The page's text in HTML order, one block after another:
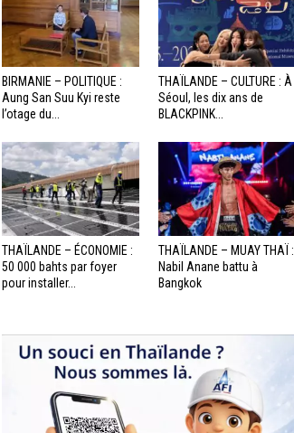
BIRMANIE – POLITIQUE :
Aung San Suu Kyi reste
l’otage du...
THAÏLANDE – CULTURE : À
Séoul, les dix ans de
BLACKPINK...
THAÏLANDE – ÉCONOMIE :
50 000 bahts par foyer
pour installer...
THAÏLANDE – MUAY THAÏ :
Nabil Anane battu à
Bangkok